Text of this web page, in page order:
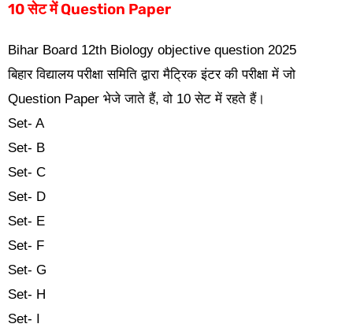
10 सेट में Question Paper
Bihar Board 12th Biology objective question 2025
बिहार विद्यालय परीक्षा समिति द्वारा मैट्रिक इंटर की परीक्षा में जो
Question Paper भेजे जाते हैं, वो 10 सेट में रहते हैं।
Set- A
Set- B
Set- C
Set- D
Set- E
Set- F
Set- G
Set- H
Set- I